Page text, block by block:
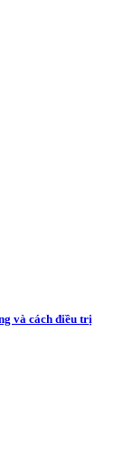
và cách điều trị